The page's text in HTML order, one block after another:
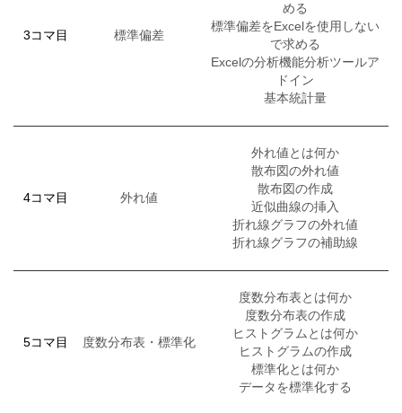
3コマ目 標準偏差
める
標準偏差をExcelを使用しない
で求める
Excelの分析機能分析ツールア
ドイン
基本統計量
4コマ目 外れ値
外れ値とは何か
散布図の外れ値
散布図の作成
近似曲線の挿入
折れ線グラフの外れ値
折れ線グラフの補助線
5コマ目 度数分布表・標準化
度数分布表とは何か
度数分布表の作成
ヒストグラムとは何か
ヒストグラムの作成
標準化とは何か
データを標準化する